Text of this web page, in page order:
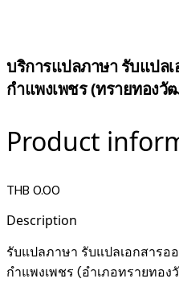
บริการแปลภาษา รับแปล
กำแพงเพชร (ทรายทองวั
Product
THB 0.00
Description
รับแปลภาษา รับแปลเอกสารอ
กำแพงเพชร (อำเภอทรายทอง